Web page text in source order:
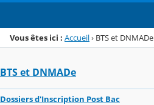
Vous êtes ici : Accueil› BTS et DNMADe
BTS et DNMADe
Dossiers d'Inscription Post Bac